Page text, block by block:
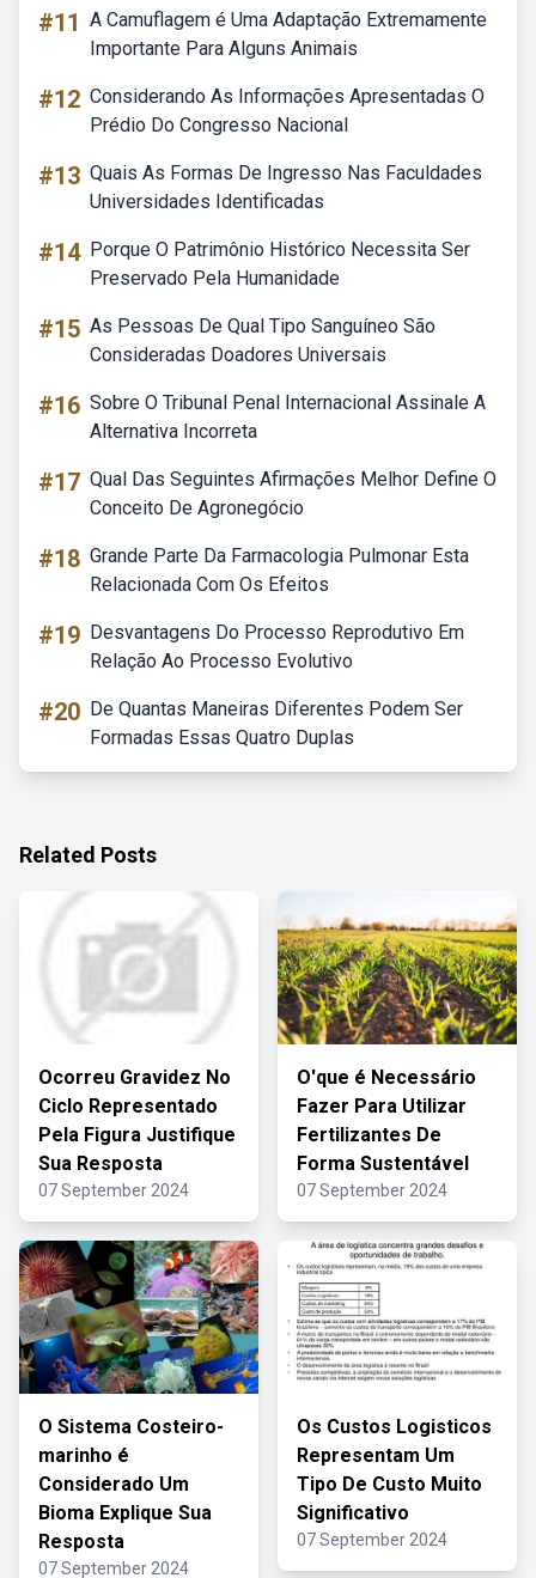
#11 A Camuflagem é Uma Adaptação Extremamente
Importante Para Alguns Animais
#12 Considerando As Informações Apresentadas O
Prédio Do Congresso Nacional
#13 Quais As Formas De Ingresso Nas Faculdades
Universidades Identificadas
#14 Porque O Patrimônio Histórico Necessita Ser
Preservado Pela Humanidade
#15 As Pessoas De Qual Tipo Sanguíneo São
Consideradas Doadores Universais
#16 Sobre O Tribunal Penal Internacional Assinale A
Alternativa Incorreta
#17 Qual Das Seguintes Afirmações Melhor Define O
Conceito De Agronegócio
#18 Grande Parte Da Farmacologia Pulmonar Esta
Relacionada Com Os Efeitos
#19 Desvantagens Do Processo Reprodutivo Em
Relação Ao Processo Evolutivo
#20 De Quantas Maneiras Diferentes Podem Ser
Formadas Essas Quatro Duplas
Related Posts
Ocorreu Gravidez No
Ciclo Representado
Pela Figura Justifique
Sua Resposta
07 September 2024
O'que é Necessário
Fazer Para Utilizar
Fertilizantes De
Forma Sustentável
07 September 2024
O Sistema Costeiro-
marinho é
Considerado Um
Bioma Explique Sua
Resposta
07 September 2024
Os Custos Logisticos
Representam Um
Tipo De Custo Muito
Significativo
07 September 2024